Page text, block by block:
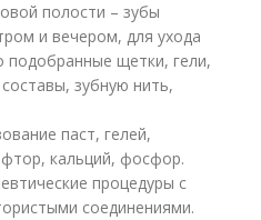
полости – зубы
и вечером, для ухода
подобранные щетки, гели,
зубную нить,
паст, гелей,
кальций, фосфор.
процедуры с
соединениями.